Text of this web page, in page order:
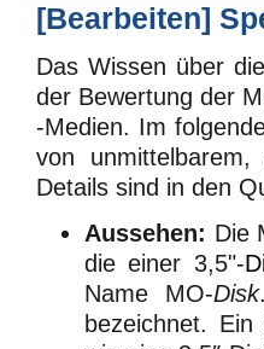
[Bearbeiten]
Das Wissen über
der Bewertung der
-Medien. Im
von
Details sind in den
Aussehen: Die
die einer 3,5"-
Name MO-Disk
bezeichnet.